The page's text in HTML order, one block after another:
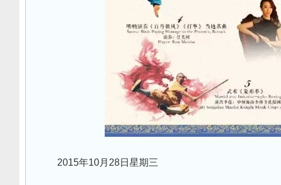
2015年10月28日星期三